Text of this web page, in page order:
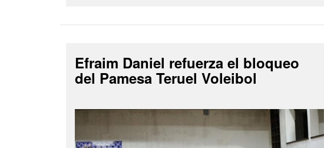
Efraim Daniel refuerza el bloqueo
del Pamesa Teruel Voleibol